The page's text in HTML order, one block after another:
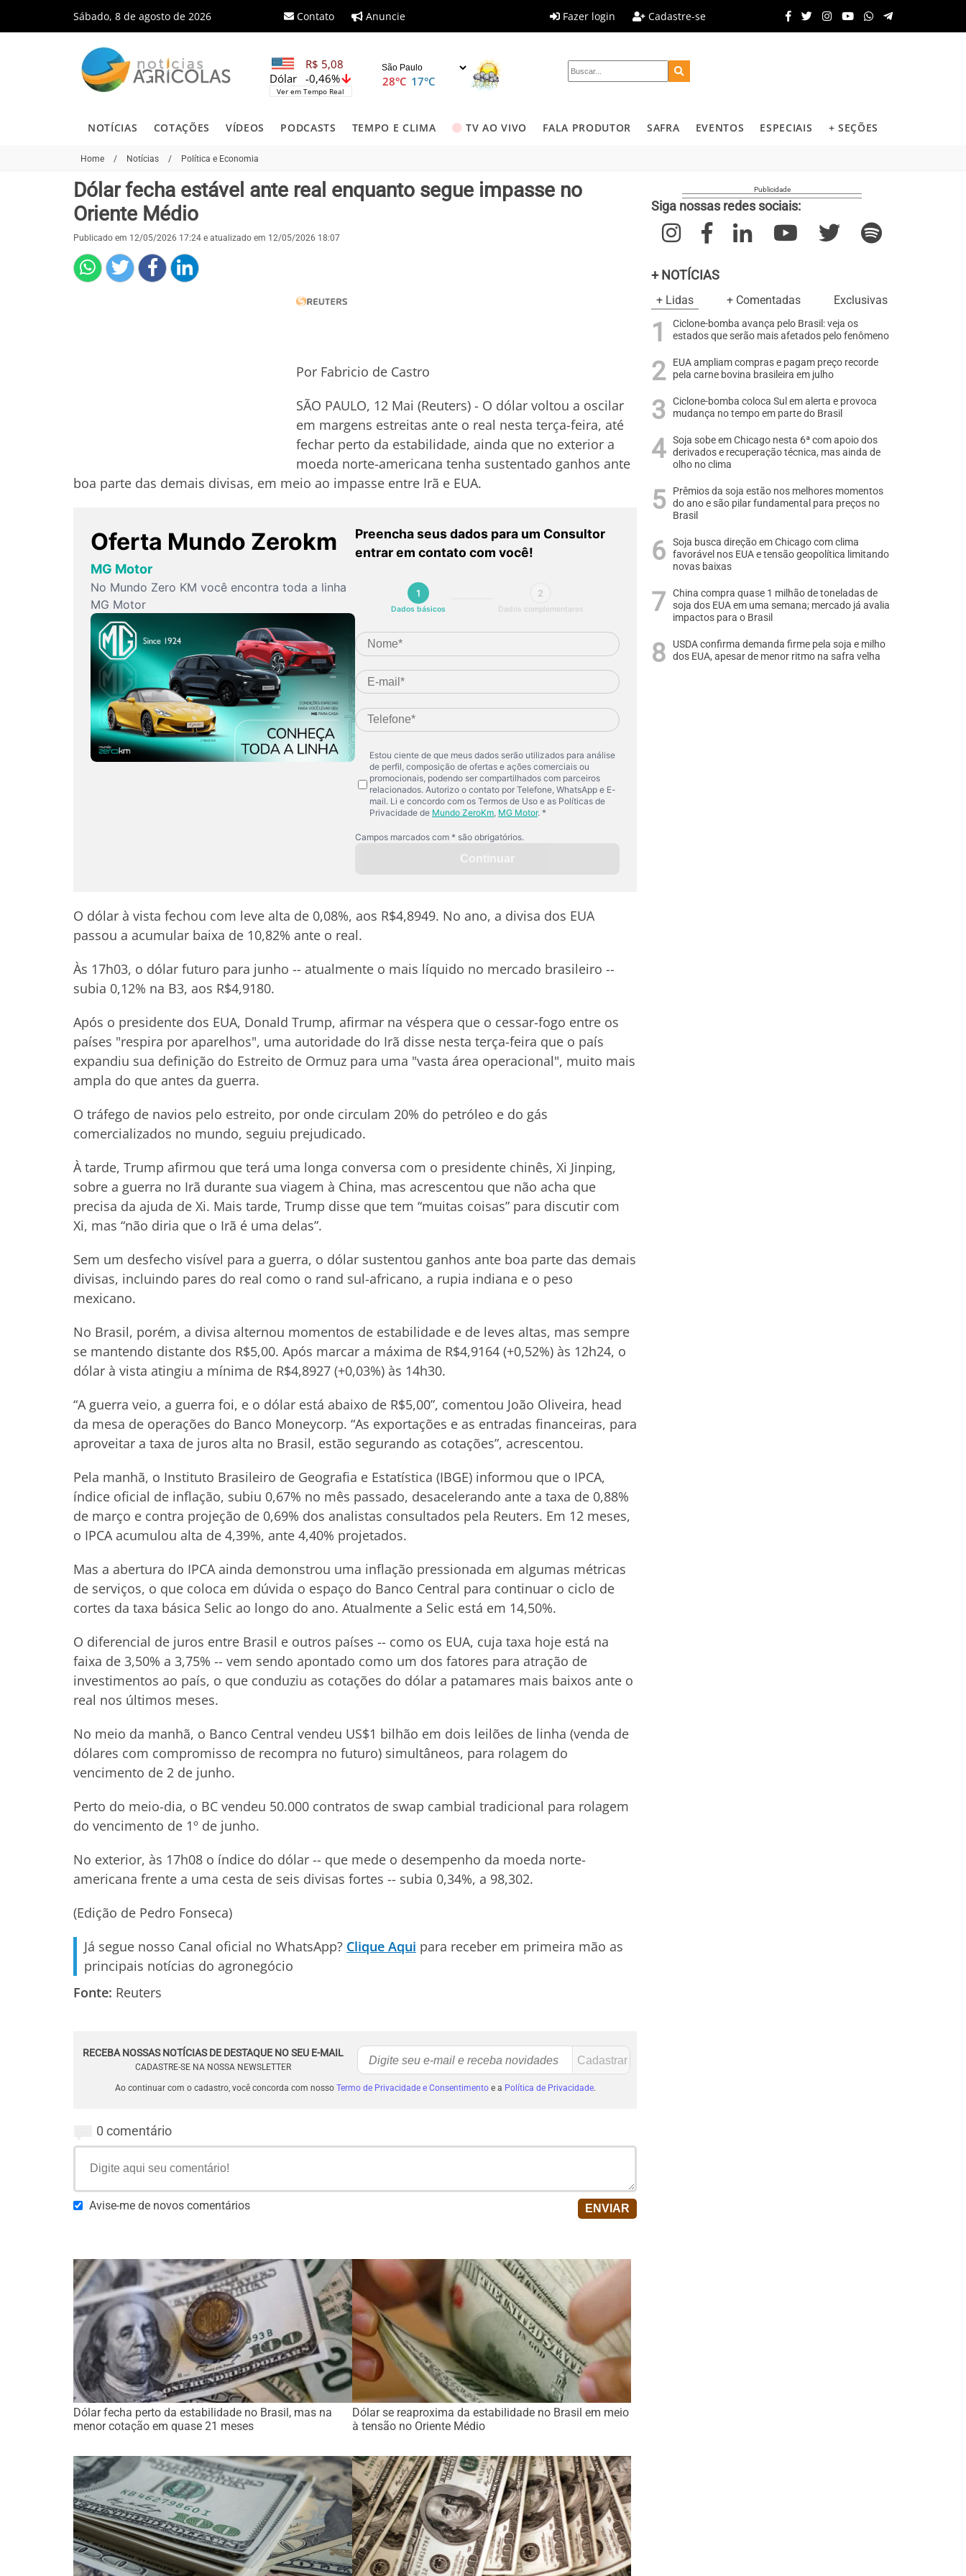
Sábado, 8 de agosto de 2026 Contato Anuncie Fazer login Cadastre-se
R$ 5,08
-0,46%
Dólar
Ver em Tempo Real
28°C 17°C
NOTÍCIAS COTAÇÕES VÍDEOS PODCASTS TEMPO E CLIMA TV AO VIVO FALA PRODUTOR SAFRA EVENTOS ESPECIAIS + SEÇÕES
Home / Notícias / Política e Economia
Dólar fecha estável ante real enquanto segue impasse no
Oriente Médio
Publicado em 12/05/2026 17:24 e atualizado em 12/05/2026 18:07
Por Fabricio de Castro
SÃO PAULO, 12 Mai (Reuters) - O dólar voltou a oscilar
em margens estreitas ante o real nesta terça-feira, até
fechar perto da estabilidade, ainda que no exterior a
moeda norte-americana tenha sustentado ganhos ante
boa parte das demais divisas, em meio ao impasse entre Irã e EUA.
O dólar à vista fechou com leve alta de 0,08%, aos R$4,8949. No ano, a divisa dos EUA
passou a acumular baixa de 10,82% ante o real.
Às 17h03, o dólar futuro para junho -- atualmente o mais líquido no mercado brasileiro --
subia 0,12% na B3, aos R$4,9180.
Após o presidente dos EUA, Donald Trump, afirmar na véspera que o cessar-fogo entre os
países "respira por aparelhos", uma autoridade do Irã disse nesta terça-feira que o país
expandiu sua definição do Estreito de Ormuz para uma "vasta área operacional", muito mais
ampla do que antes da guerra.
O tráfego de navios pelo estreito, por onde circulam 20% do petróleo e do gás
comercializados no mundo, seguiu prejudicado.
À tarde, Trump afirmou que terá uma longa conversa com o presidente chinês, Xi Jinping,
sobre a guerra no Irã durante sua viagem à China, mas acrescentou que não acha que
precisa da ajuda de Xi. Mais tarde, Trump disse que tem “muitas coisas” para discutir com
Xi, mas “não diria que o Irã é uma delas”.
Sem um desfecho visível para a guerra, o dólar sustentou ganhos ante boa parte das demais
divisas, incluindo pares do real como o rand sul-africano, a rupia indiana e o peso
mexicano.
No Brasil, porém, a divisa alternou momentos de estabilidade e de leves altas, mas sempre
se mantendo distante dos R$5,00. Após marcar a máxima de R$4,9164 (+0,52%) às 12h24, o
dólar à vista atingiu a mínima de R$4,8927 (+0,03%) às 14h30.
“A guerra veio, a guerra foi, e o dólar está abaixo de R$5,00”, comentou João Oliveira, head
da mesa de operações do Banco Moneycorp. “As exportações e as entradas financeiras, para
aproveitar a taxa de juros alta no Brasil, estão segurando as cotações”, acrescentou.
Pela manhã, o Instituto Brasileiro de Geografia e Estatística (IBGE) informou que o IPCA,
índice oficial de inflação, subiu 0,67% no mês passado, desacelerando ante a taxa de 0,88%
de março e contra projeção de 0,69% dos analistas consultados pela Reuters. Em 12 meses,
o IPCA acumulou alta de 4,39%, ante 4,40% projetados.
Mas a abertura do IPCA ainda demonstrou uma inflação pressionada em algumas métricas
de serviços, o que coloca em dúvida o espaço do Banco Central para continuar o ciclo de
cortes da taxa básica Selic ao longo do ano. Atualmente a Selic está em 14,50%.
O diferencial de juros entre Brasil e outros países -- como os EUA, cuja taxa hoje está na
faixa de 3,50% a 3,75% -- vem sendo apontado como um dos fatores para atração de
investimentos ao país, o que conduziu as cotações do dólar a patamares mais baixos ante o
real nos últimos meses.
No meio da manhã, o Banco Central vendeu US$1 bilhão em dois leilões de linha (venda de
dólares com compromisso de recompra no futuro) simultâneos, para rolagem do
vencimento de 2 de junho.
Perto do meio-dia, o BC vendeu 50.000 contratos de swap cambial tradicional para rolagem
do vencimento de 1º de junho.
No exterior, às 17h08 o índice do dólar -- que mede o desempenho da moeda norte-
americana frente a uma cesta de seis divisas fortes -- subia 0,34%, a 98,302.
(Edição de Pedro Fonseca)
Já segue nosso Canal oficial no WhatsApp? Clique Aqui para receber em primeira mão as
principais notícias do agronegócio
Fonte: Reuters
RECEBA NOSSAS NOTÍCIAS DE DESTAQUE NO SEU E-MAIL
CADASTRE-SE NA NOSSA NEWSLETTER
Ao continuar com o cadastro, você concorda com nosso Termo de Privacidade e Consentimentoe a Política de Privacidade.
0 comentário
Avise-me de novos comentários
Dólar fecha perto da estabilidade no Brasil, mas na
menor cotação em quase 21 meses
Dólar se reaproxima da estabilidade no Brasil em meio
à tensão no Oriente Médio
Siga nossas redes sociais:
+ NOTÍCIAS
+ Lidas + Comentadas Exclusivas
Ciclone-bomba avança pelo Brasil: veja os
estados que serão mais afetados pelo fenômeno
EUA ampliam compras e pagam preço recorde
pela carne bovina brasileira em julho
Ciclone-bomba coloca Sul em alerta e provoca
mudança no tempo em parte do Brasil
Soja sobe em Chicago nesta 6ª com apoio dos
derivados e recuperação técnica, mas ainda de
olho no clima
Prêmios da soja estão nos melhores momentos
do ano e são pilar fundamental para preços no
Brasil
Soja busca direção em Chicago com clima
favorável nos EUA e tensão geopolítica limitando
novas baixas
China compra quase 1 milhão de toneladas de
soja dos EUA em uma semana; mercado já avalia
impactos para o Brasil
USDA confirma demanda firme pela soja e milho
dos EUA, apesar de menor ritmo na safra velha